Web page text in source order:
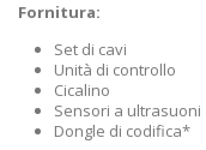
Fornitura:
Set di cavi
Unità di controllo
Cicalino
Sensori a ultrasuoni
Dongle di codifica*